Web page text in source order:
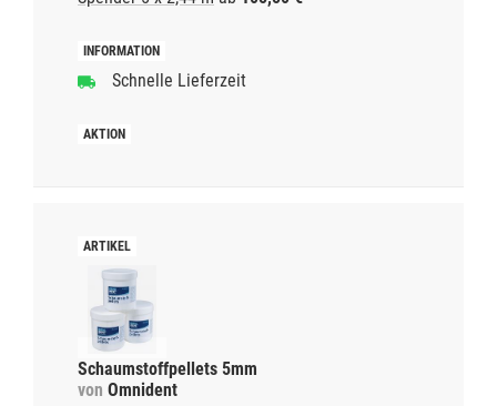
Schnelle Lieferzeit
Schaumstoffpellets 5mm
von Omnident